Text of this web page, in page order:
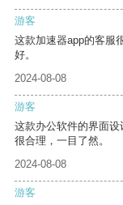
游客
这款加速器app的客服
好。
2024-08-08
游客
这款办公软件的界面
很合理，一目了然。
2024-08-08
游客